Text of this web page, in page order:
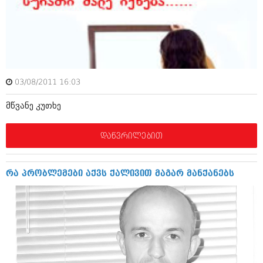
აპრილი 2012 (294)
თებერვალი 2012 (376)
იანვარი 2012 (322)
ოქტომბერი 2011 (754)
სექტემბერი 2011 (407)
ივლისი 2011 (400)
აპრილი 2011 (294)
მარტი 2011 (654)
თებერვალი 2011 (329)
იანვარი 2011 (647)
(157)
დეკემბერი 2010 (881)
ნოემბერი 2010 (422)
ოქტომბერი 2010 (341)
სექტემბერი 2010 (449)
აგვისტო 2010 (461)
ივლისი 2010 (556)
03/08/2011 16:03
მწვანე კუთხე
დაწვრილებით
რა პრობლემები აქვს ქალივით მაგარ მანქანებს